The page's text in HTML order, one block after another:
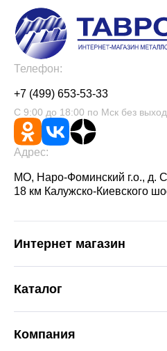
Телефон:
+7 (499) 653-53-33
С 9:00 до 18:00 по Мск без
Адрес:
МО, Наро-Фоминский г.о., д.
18 км Калужско-Киевского
Интернет магазин
Каталог
Компания